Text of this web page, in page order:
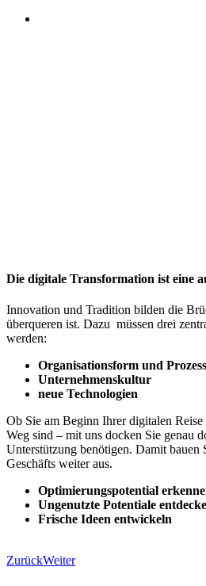
Die digitale Transformation ist eine
Innovation und Tradition bilden die
überqueren ist. Dazu müssen drei
werden:
Organisationsform und
Unternehmenskultur
neue Technologien
Ob Sie am Beginn Ihrer digitalen Reise
Weg sind – mit uns docken Sie genau
Unterstützung benötigen. Damit bauen
Geschäfts weiter aus.
Optimierungspotential
Ungenutzte Potentiale
Frische Ideen entwickeln
ZurückWeiter